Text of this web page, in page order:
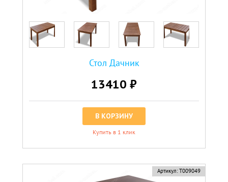
Стол Дачник
13410 ₽
В КОРЗИНУ
Купить в 1 клик
Артикул: Т009049